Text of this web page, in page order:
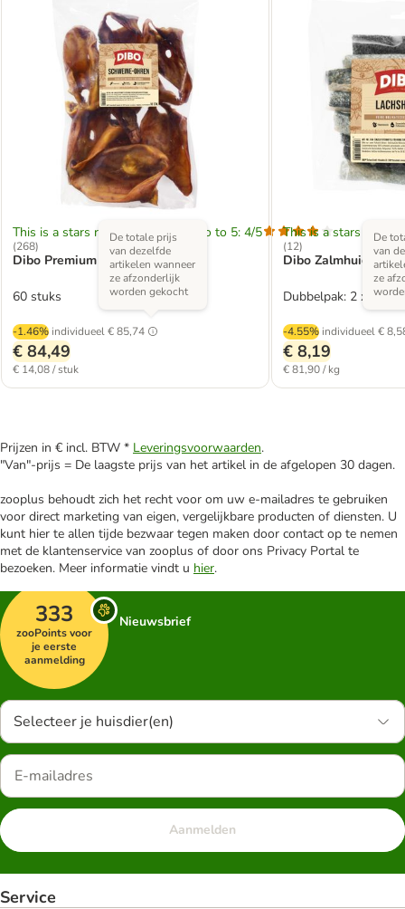
This is a stars rating area from zero to 5: 4/5
(268)
Dibo Premium Varkensoren
60 stuks
-1.46% individueel€ 85,74
De totale prijs
van dezelfde
artikelen wanneer
ze afzonderlijk
worden gekocht
€ 84,49
€ 14,08 / stuk
This is a stars rating
(12)
Dibo Zalmhuid
Dubbelpak: 2 x 50 g
-4.55% individueel €
De
van
ze
€ 8,19
€ 81,90 / kg
Prijzen in € incl. BTW * Leveringsvoorwaarden.
"Van"-prijs = De laagste prijs van het artikel in de afgelopen 30 dagen.
zooplus behoudt zich het recht voor om uw e-mailadres te gebruiken
voor direct marketing van eigen, vergelijkbare producten of diensten. U
kunt hier te allen tijde bezwaar tegen maken door contact op te nemen
met de klantenservice van zooplus of door ons Privacy Portal te
bezoeken. Meer informatie vindt u hier.
333
zooPoints voor
je eerste
aanmelding
Nieuwsbrief
Selecteer je huisdier(en)
Aanmelden
Service